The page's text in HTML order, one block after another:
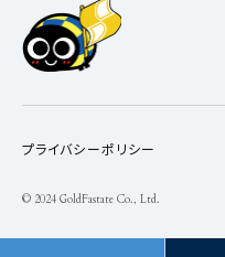
プライバシーポリシー
© 2024 GoldFastate Co., Ltd.